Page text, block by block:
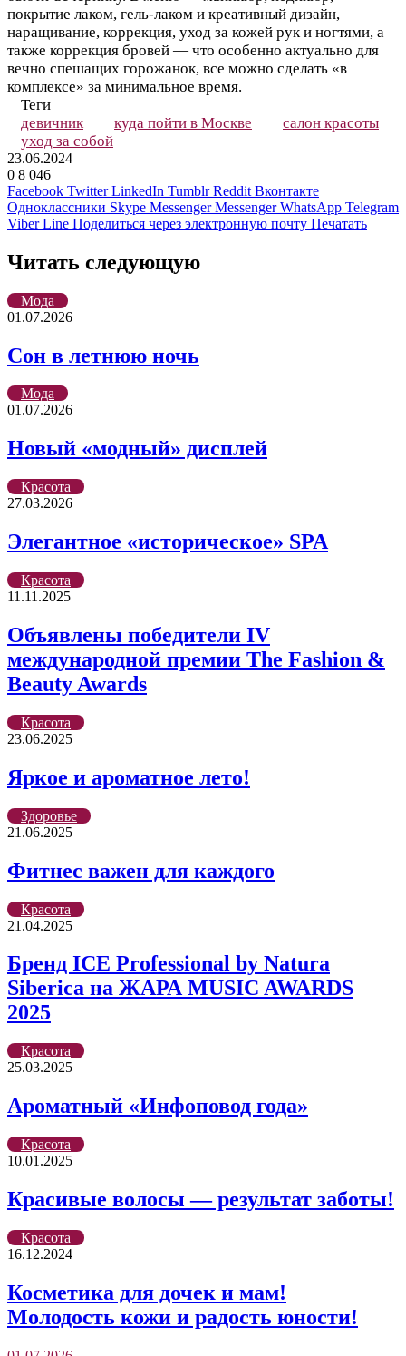
покрытие лаком, гель-лаком и креативный дизайн,
наращивание, коррекция, уход за кожей рук и ногтями, а
также коррекция бровей — что особенно актуально для
вечно спешащих горожанок, все можно сделать «в
комплексе» за минимальное время.
Теги
девичник
куда пойти в Москве
салон красоты
уход за собой
23.06.2024
0 8 046
Facebook Twitter LinkedIn Tumblr Reddit Вконтакте
Одноклассники Skype Messenger Messenger WhatsApp Telegram
Viber Line Поделиться через электронную почту Печатать
Читать следующую
Мода
01.07.2026
Сон в летнюю ночь
Мода
01.07.2026
Новый «модный» дисплей
Красота
27.03.2026
Элегантное «историческое» SPA
Красота
11.11.2025
Объявлены победители IV
международной премии The Fashion &
Beauty Awards
Красота
23.06.2025
Яркое и ароматное лето!
Здоровье
21.06.2025
Фитнес важен для каждого
Красота
21.04.2025
Бренд ICE Professional by Natura
Siberica на ЖАРА MUSIC AWARDS
2025
Красота
25.03.2025
Ароматный «Инфоповод года»
Красота
10.01.2025
Красивые волосы — результат заботы!
Красота
16.12.2024
Косметика для дочек и мам!
Молодость кожи и радость юности!